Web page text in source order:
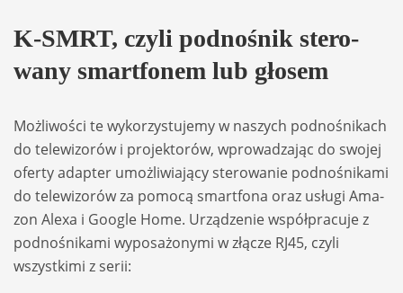
K-SMRT, czyli podno­śnik ste­ro­
wany smart­fo­nem lub gło­sem
Moż­li­wo­ści te wyko­rzy­stu­jemy w naszych podno­śnikach
do tele­wi­zo­rów i pro­jek­to­rów, wpro­wa­dza­jąc do swo­jej
oferty adap­ter umoż­li­wia­jący ste­ro­wa­nie podno­śnikami
do tele­wi­zo­rów za pomocą smart­fona oraz usługi Ama­
zon Alexa i Google Home. Urzą­dze­nie współ­pra­cuje z
podno­śnikami wypo­sa­żo­nymi w złą­cze RJ45, czyli
wszyst­kimi z serii: